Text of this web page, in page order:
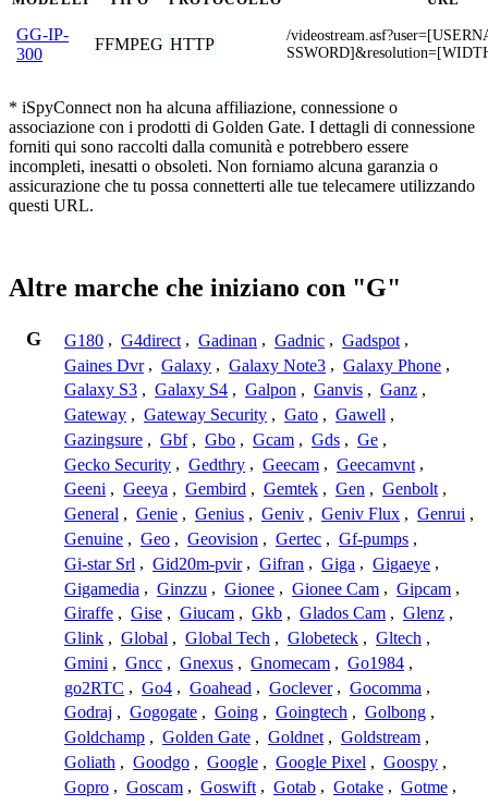
GG-IP-
300
FFMPEG HTTP
/
* iSpyConnect non ha alcuna affiliazione, connessione o
associazione con i prodotti di Golden Gate. I dettagli di connessione
forniti qui sono raccolti dalla comunità e potrebbero essere
incompleti, inesatti o obsoleti. Non forniamo alcuna garanzia o
assicurazione che tu possa connetterti alle tue telecamere utilizzando
questi URL.
Altre marche che iniziano con "G"
G G180 , G4direct , Gadinan , Gadnic , Gadspot ,
Gaines Dvr , Galaxy , Galaxy Note3 , Galaxy Phone ,
Galaxy S3 , Galaxy S4 , Galpon , Ganvis , Ganz ,
Gateway , Gateway Security , Gato , Gawell ,
Gazingsure , Gbf , Gbo , Gcam , Gds , Ge ,
Gecko Security , Gedthry , Geecam , Geecamvnt ,
Geeni , Geeya , Gembird , Gemtek , Gen , Genbolt ,
General , Genie , Genius , Geniv , Geniv Flux , Genrui ,
Genuine , Geo , Geovision , Gertec , Gf-pumps ,
Gi-star Srl , Gid20m-pvir , Gifran , Giga , Gigaeye ,
Gigamedia , Ginzzu , Gionee , Gionee Cam , Gipcam ,
Giraffe , Gise , Giucam , Gkb , Glados Cam , Glenz ,
Glink , Global , Global Tech , Globeteck , Gltech ,
Gmini , Gncc , Gnexus , Gnomecam , Go1984 ,
go2RTC , Go4 , Goahead , Goclever , Gocomma ,
Godraj , Gogogate , Going , Goingtech , Golbong ,
Goldchamp , Golden Gate , Goldnet , Goldstream ,
Goliath , Goodgo , Google , Google Pixel , Goospy ,
Gopro , Goscam , Goswift , Gotab , Gotake , Gotme ,